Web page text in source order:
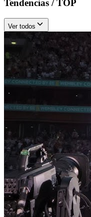
Tendencias / TOP
Ver todos